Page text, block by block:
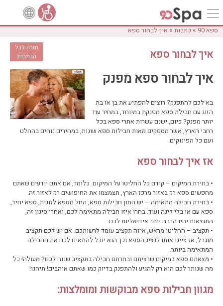
ספא 90 » כתבות » איך לבחור ספא
איך לבחור ספא
חזרה לכל
הכתבות
איך לבחור ספא מפנק
בא לכם להתפנק? רוצים להפתיע את בן או בת
הזוג עם חבילת ספא מפנקת במיוחד, במחיר עוד
יותר מפנק? כיום, ישנם עשרות אתרי ספא בכל
רחבי הארץ, אשר מספקים מאות חבילות ספא שונות, במחירים נוחים בהחלט
ועם כל הפינוקים.
אז איך לבחור ספא
• בחירת המיקום – קודם כל החליטו על המיקום. כלומר, אם אתם יודעים שאתם
מחפשים ספא רק באזור מרכז הארץ, תצמצמו את החיפושים רק לאזור זה.
• בחירת חבילה מתאימה – יש המון חבילות ספא, החל מספא לזוגות, ספא יחיד,
ספא עם או בלי לינה ועוד. בחרו איזו חבילה מתאימה לכם, ואחרי סינון זה,
התוצאות יהיו הרבה יותר אידיאליות לכם.
• תקציב – החליטו מראש, איזה תקציב עומד לרשותכם. אם יש לכם תקציב
מוגבל, אז ציינו אותו לנציג הספא וכך הוא יוכל להתאים לכם את החבילה
המתאימה ביותר.
• מצאתם ספא במיקום שרציתם ובחרתם חבילה בתקציב שנוח לכם? מעולה! כל
מה שנותר לכם הוא רק להגיע ולהתפנק בדיוק כמו שאתם אוהבים! תיהנו!
מגוון חבילות ספא מבוקשות ומומלצות: